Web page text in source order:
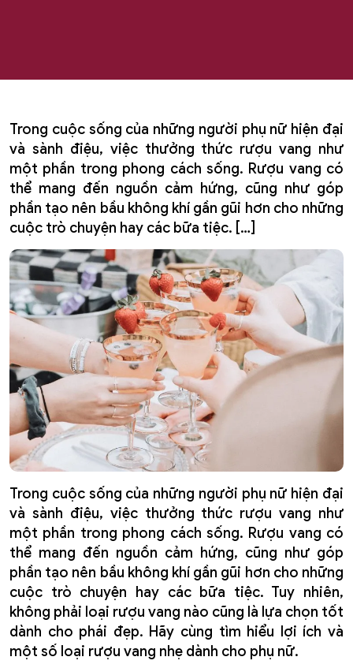
Trong cuộc sống của những người phụ nữ hiện đại
và sành điệu, việc thưởng thức rượu vang như
một phần trong phong cách sống. Rượu vang có
thể mang đến nguồn cảm hứng, cũng như góp
phần tạo nên bầu không khí gần gũi hơn cho những
cuộc trò chuyện hay các bữa tiệc. […]
Trong cuộc sống của những người phụ nữ hiện đại
và sành điệu, việc thưởng thức rượu vang như
một phần trong phong cách sống. Rượu vang có
thể mang đến nguồn cảm hứng, cũng như góp
phần tạo nên bầu không khí gần gũi hơn cho những
cuộc trò chuyện hay các bữa tiệc. Tuy nhiên,
không phải loại rượu vang nào cũng là lựa chọn tốt
dành cho phái đẹp. Hãy cùng tìm hiểu lợi ích và
một số loại rượu vang nhẹ dành cho phụ nữ.